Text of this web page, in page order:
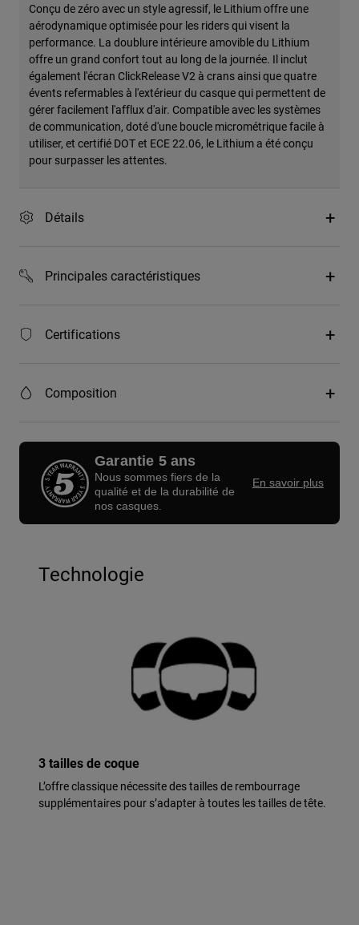
Conçu de zéro avec un style agressif, le Lithium offre une
aérodynamique optimisée pour les riders qui visent la
performance. La doublure intérieure amovible du Lithium
offre un grand confort tout au long de la journée. Il inclut
également l'écran ClickRelease V2 à crans ainsi que quatre
évents refermables à l'extérieur du casque qui permettent de
gérer facilement l'afflux d'air. Compatible avec les systèmes
de communication, doté d'une boucle micrométrique facile à
utiliser, et certifié DOT et ECE 22.06, le Lithium a été conçu
pour surpasser les attentes.
Détails
Principales caractéristiques
Certifications
Composition
Garantie 5 ans
Nous sommes fiers de la
qualité et de la durabilité de
nos casques.
En savoir plus
Technologie
3 tailles de coque
L’offre classique nécessite des tailles de rembourrage
supplémentaires pour s’adapter à toutes les tailles de tête.